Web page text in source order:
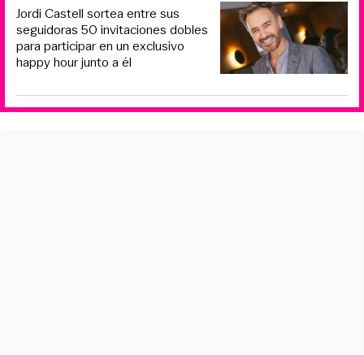
Jordi Castell sortea entre sus
seguidoras 50 invitaciones dobles
para participar en un exclusivo
happy hour junto a él